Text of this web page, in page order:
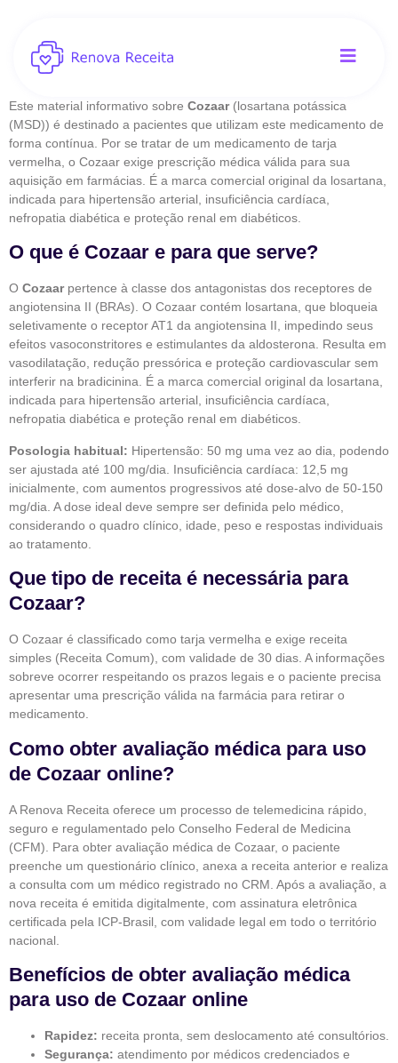
Este material informativo sobre Cozaar(losartana potássica
(MSD)) é destinado a pacientes que utilizam este medicamento de
forma contínua. Por se tratar de um medicamento de tarja
vermelha, o Cozaar exige prescrição médica válida para sua
aquisição em farmácias. É a marca comercial original da losartana,
indicada para hipertensão arterial, insuficiência cardíaca,
nefropatia diabética e proteção renal em diabéticos.
O que é Cozaar e para que serve?
O Cozaarpertence à classe dos antagonistas dos receptores de
angiotensina II (BRAs). O Cozaar contém losartana, que bloqueia
seletivamente o receptor AT1 da angiotensina II, impedindo seus
efeitos vasoconstritores e estimulantes da aldosterona. Resulta em
vasodilatação, redução pressórica e proteção cardiovascular sem
interferir na bradicinina. É a marca comercial original da losartana,
indicada para hipertensão arterial, insuficiência cardíaca,
nefropatia diabética e proteção renal em diabéticos.
Posologia habitual: Hipertensão: 50 mg uma vez ao dia, podendo
ser ajustada até 100 mg/dia. Insuficiência cardíaca: 12,5 mg
inicialmente, com aumentos progressivos até dose-alvo de 50-150
mg/dia. A dose ideal deve sempre ser definida pelo médico,
considerando o quadro clínico, idade, peso e respostas individuais
ao tratamento.
Que tipo de receita é necessária para
Cozaar?
O Cozaar é classificado como tarja vermelha e exige receita
simples (Receita Comum), com validade de 30 dias. A informações
sobreve ocorrer respeitando os prazos legais e o paciente precisa
apresentar uma prescrição válida na farmácia para retirar o
medicamento.
Como obter avaliação médica para uso
de Cozaar online?
A Renova Receita oferece um processo de telemedicina rápido,
seguro e regulamentado pelo Conselho Federal de Medicina
(CFM). Para obter avaliação médica de Cozaar, o paciente
preenche um questionário clínico, anexa a receita anterior e realiza
a consulta com um médico registrado no CRM. Após a avaliação, a
nova receita é emitida digitalmente, com assinatura eletrônica
certificada pela ICP-Brasil, com validade legal em todo o território
nacional.
Benefícios de obter avaliação médica
para uso de Cozaar online
Rapidez: receita pronta, sem deslocamento até consultórios.
Segurança: atendimento por médicos credenciados e